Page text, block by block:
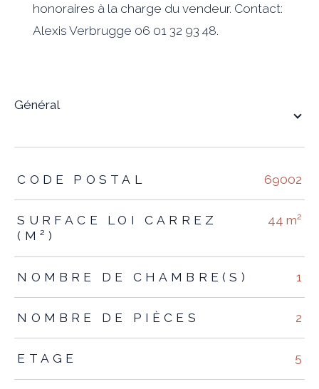
honoraires à la charge du vendeur. Contact:
Alexis Verbrugge 06 01 32 93 48.
général
TRAD_ZEPHYR_Caracteristique TRAD_ZEPHYR_Valeurs
CODE POSTAL 69002
SURFACE LOI CARREZ
(M²)
44 m²
NOMBRE DE CHAMBRE(S) 1
NOMBRE DE PIÈCES 2
ETAGE 5